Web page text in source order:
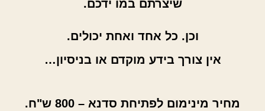
שיצרתם במו ידכם.
וכן. כל אחד ואחת יכולים.
אין צורך בידע מוקדם או בניסיון…
מחיר מינימום לפתיחת סדנא – 800 ש"ח.